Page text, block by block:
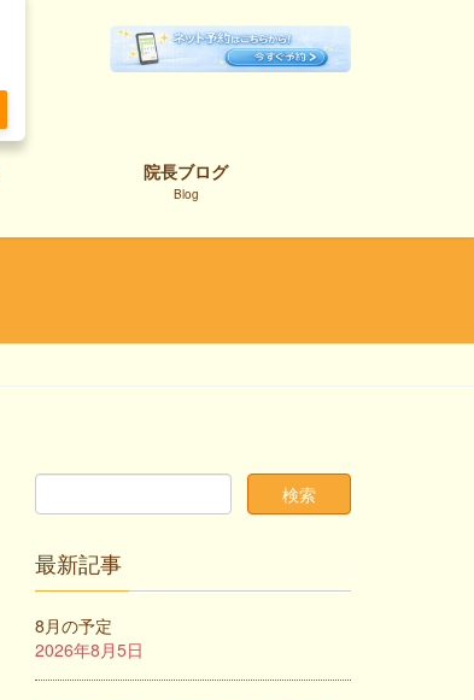
院長ブログ
Blog
最新記事
8月の予定
2026年8月5日